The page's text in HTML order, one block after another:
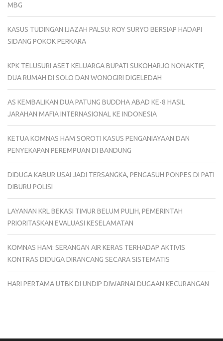
MBG
KASUS TUDINGAN IJAZAH PALSU: ROY SURYO BERSIAP HADAPI
SIDANG POKOK PERKARA
KPK TELUSURI ASET KELUARGA BUPATI SUKOHARJO NONAKTIF,
DUA RUMAH DI SOLO DAN WONOGIRI DIGELEDAH
AS KEMBALIKAN DUA PATUNG BUDDHA ABAD KE-8 HASIL
JARAHAN MAFIA INTERNASIONAL KE INDONESIA
KETUA KOMNAS HAM SOROTI KASUS PENGANIAYAAN DAN
PENYEKAPAN PEREMPUAN DI BANDUNG
DIDUGA KABUR USAI JADI TERSANGKA, PENGASUH PONPES DI PATI
DIBURU POLISI
LAYANAN KRL BEKASI TIMUR BELUM PULIH, PEMERINTAH
PRIORITASKAN EVALUASI KESELAMATAN
KOMNAS HAM: SERANGAN AIR KERAS TERHADAP AKTIVIS
KONTRAS DIDUGA DIRANCANG SECARA SISTEMATIS
HARI PERTAMA UTBK DI UNDIP DIWARNAI DUGAAN KECURANGAN